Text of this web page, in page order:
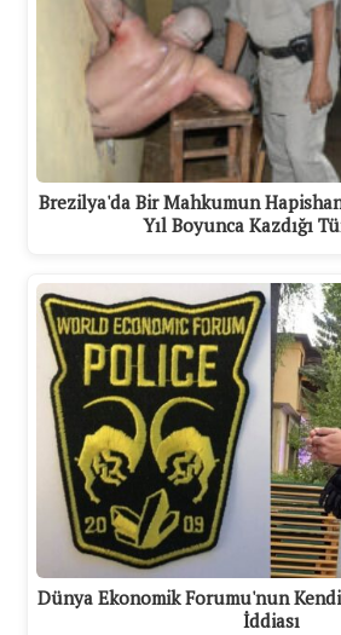
Brezilya'da Bir Mahkumun
Yıl Boyunca Kazdığı
Dünya Ekonomik Forumu'nun
İddiası